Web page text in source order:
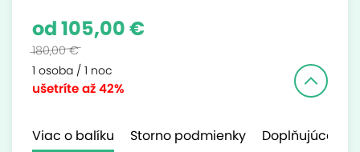
ušetríteaž 42%
od 105,00 €
180,00 €
1 osoba / 1 noc
Viac o balíku Storno podmienky Doplňujúce